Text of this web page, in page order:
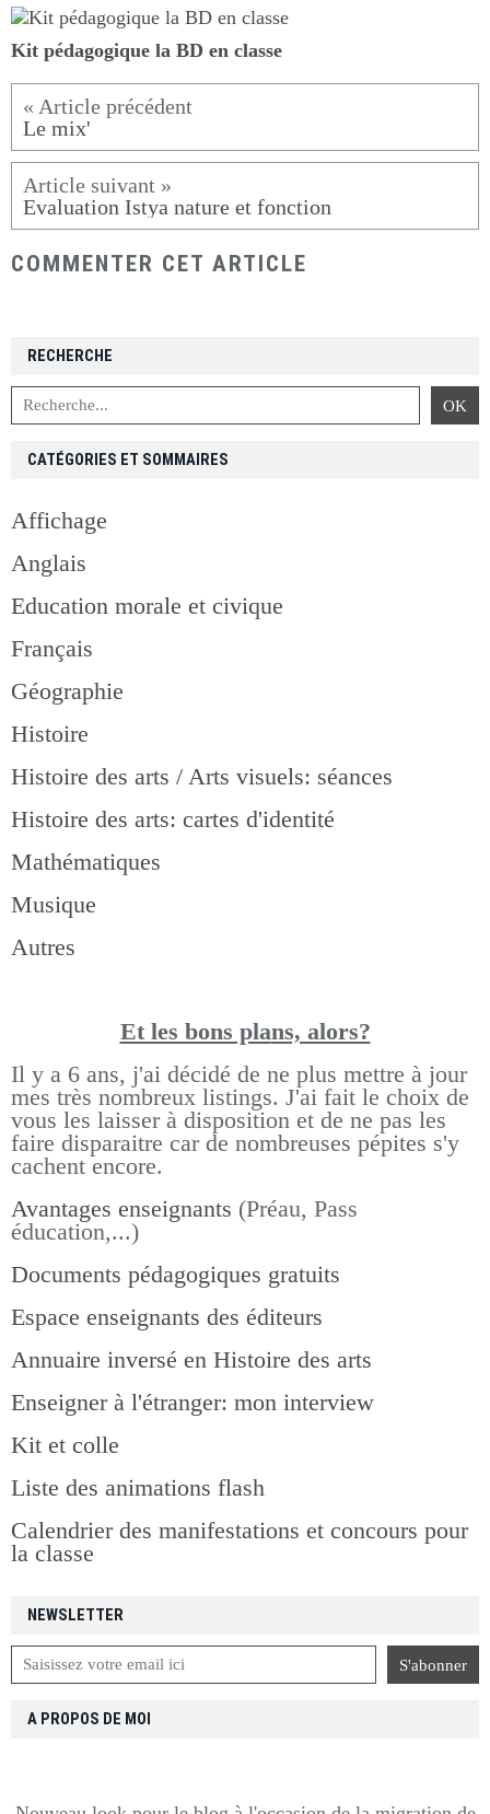
Kit pédagogique la BD en classe
Le mix'
Evaluation Istya nature et fonction
COMMENTER CET ARTICLE
NEWSLETTER
RECHERCHE
CATÉGORIES ET SOMMAIRES
Affichage
Anglais
Education morale et civique
Français
Géographie
Histoire
Histoire des arts / Arts visuels: séances
Histoire des arts: cartes d'identité
Mathématiques
Musique
Autres
Et les bons plans, alors?
Il y a 6 ans, j'ai décidé de ne plus mettre à jour
mes très nombreux listings. J'ai fait le choix de
vous les laisser à disposition et de ne pas les
faire disparaitre car de nombreuses pépites s'y
cachent encore.
Avantages enseignants (Préau, Pass
éducation,...)
Documents pédagogiques gratuits
Espace enseignants des éditeurs
Annuaire inversé en Histoire des arts
Enseigner à l'étranger: mon interview
Kit et colle
Liste des animations flash
Calendrier des manifestations et concours pour
la classe
A PROPOS DE MOI